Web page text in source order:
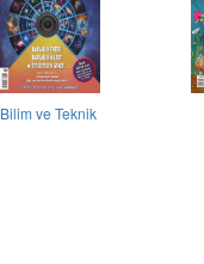
Bilim ve Teknik